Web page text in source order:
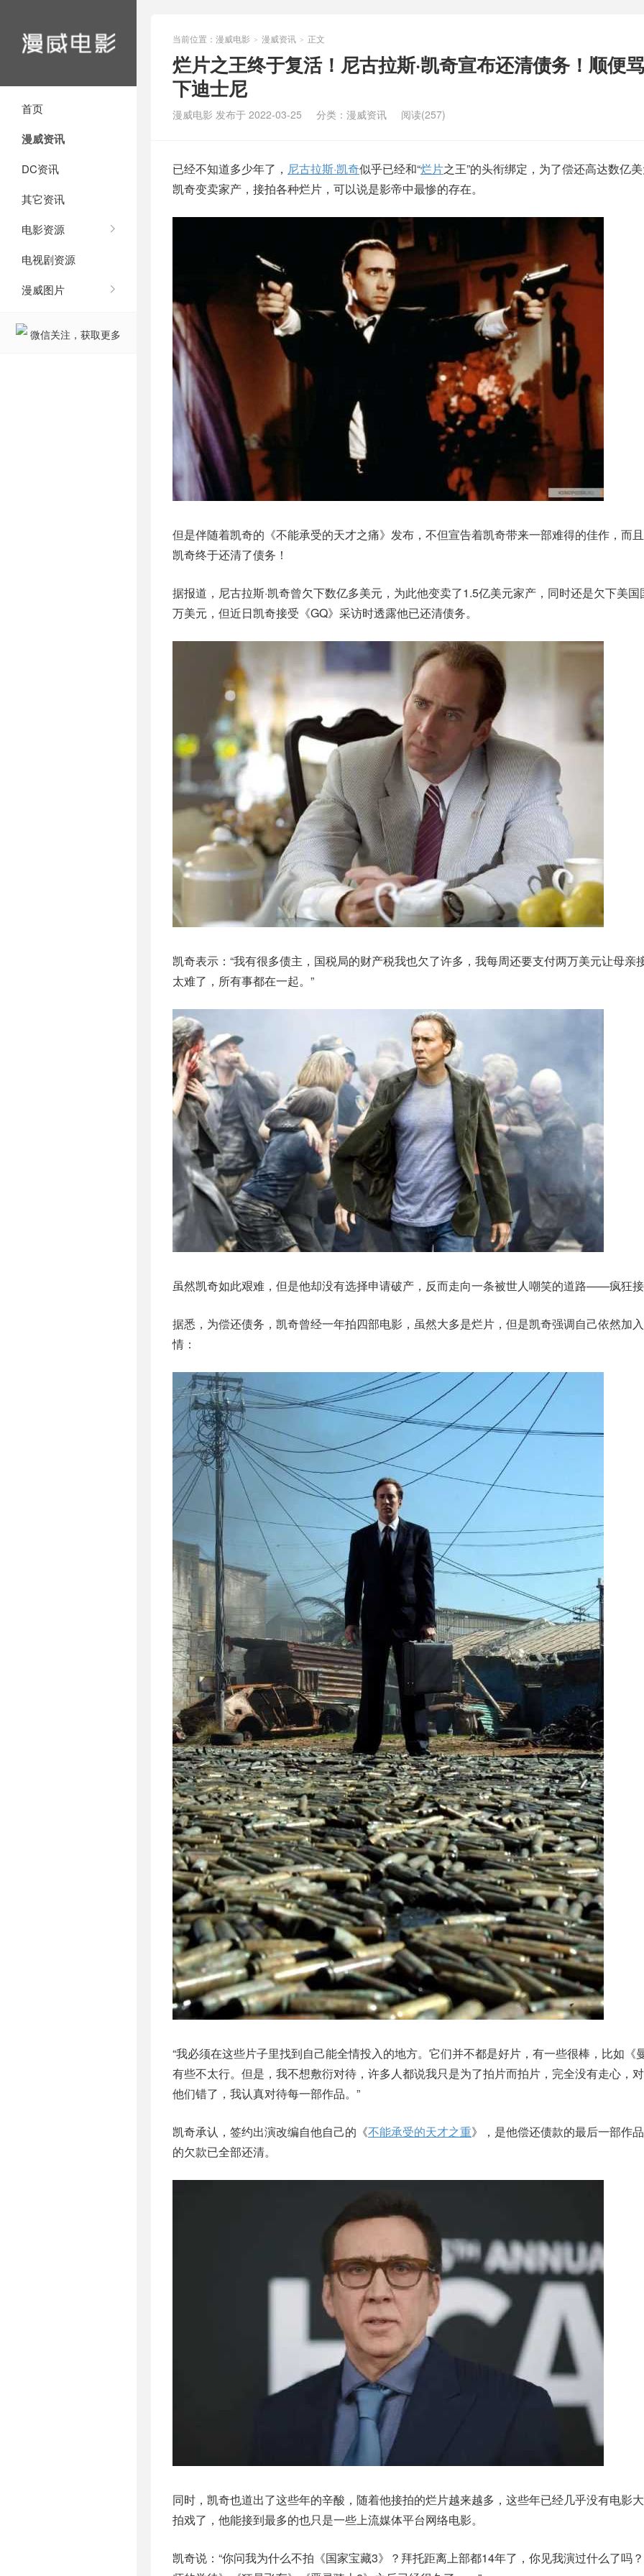
首页
漫威资讯
DC资讯
其它资讯
电影资源
电视剧资源
漫威图片
微信关注，获取更多
当前位置： 漫威电影 > 漫威资讯 > 正文
烂片之王终于复活！尼古拉斯·凯奇宣布还清债务！顺便
下迪士尼
漫威电影 发布于 2022-03-25 分类： 漫威资讯 阅读(257)
已经不知道多少年了， 尼古拉斯·凯奇似乎已经和“烂片之王”的头衔绑定，为了偿还高达数亿
凯奇变卖家产，接拍各种烂片，可以说是影帝中最惨的存在。
但是伴随着凯奇的《不能承受的天才之痛》发布，不但宣告着凯奇带来一部难得的佳作，而
凯奇终于还清了债务！
据报道，尼古拉斯·凯奇曾欠下数亿多美元，为此他变卖了1.5亿美元家产，同时还是欠下美
万美元，但近日凯奇接受《GQ》采访时透露他已还清债务。
凯奇表示：“我有很多债主，国税局的财产税我也欠了许多，我每周还要支付两万美元让母亲
太难了，所有事都在一起。”
虽然凯奇如此艰难，但是他却没有选择申请破产，反而走向一条被世人嘲笑的道路——疯狂
据悉，为偿还债务，凯奇曾经一年拍四部电影，虽然大多是烂片，但是凯奇强调自己依然加
情：
“我必须在这些片子里找到自己能全情投入的地方。它们并不都是好片，有一些很棒，比如《
有些不太行。但是，我不想敷衍对待，许多人都说我只是为了拍片而拍片，完全没有走心，
他们错了，我认真对待每一部作品。”
凯奇承认，签约出演改编自他自己的《不能承受的天才之重》，是他偿还债款的最后一部作
的欠款已全部还清。
同时，凯奇也道出了这些年的辛酸，随着他接拍的烂片越来越多，这些年已经几乎没有电影
拍戏了，他能接到最多的也只是一些上流媒体平台网络电影。
凯奇说：“你问我为什么不拍《国家宝藏3》？拜托距离上部都14年了，你见我演过什么了吗